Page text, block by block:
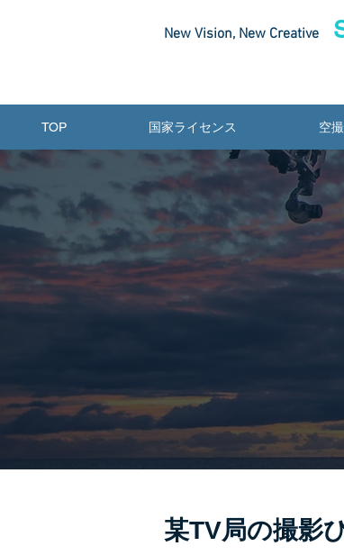
New Vision, New Creative
TOP 国家ライセンス 空撮
某TV局の撮影